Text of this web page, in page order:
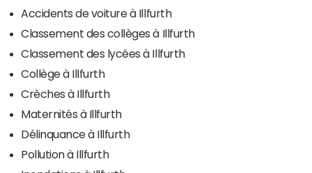
Accidents de voiture à Illfurth
Classement des collèges à Illfurth
Classement des lycées à Illfurth
Collège à Illfurth
Crèches à Illfurth
Maternités à Illfurth
Délinquance à Illfurth
Pollution à Illfurth